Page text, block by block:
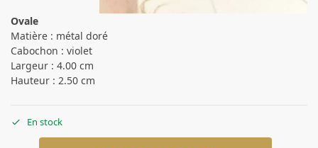
Ovale
Matière : métal doré
Cabochon : violet
Largeur : 4.00 cm
Hauteur : 2.50 cm
En stock